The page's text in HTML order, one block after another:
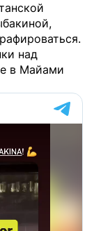
над
в Майами